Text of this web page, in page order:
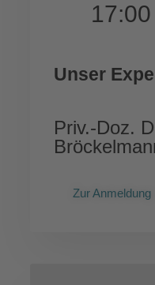
Unser
Priv.-Doz.
Zur Anmeldung